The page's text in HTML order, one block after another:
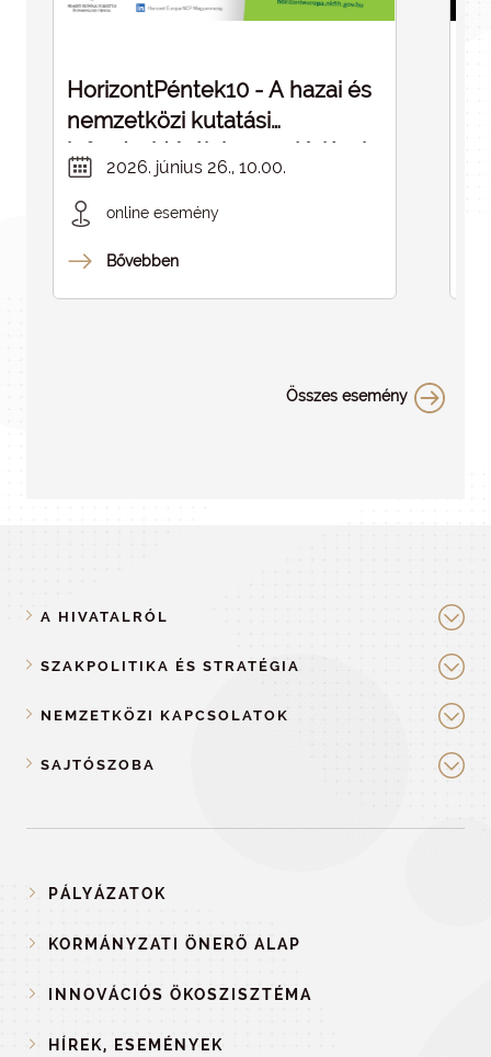
HorizontPéntek10 - A hazai és
nemzetközi kutatási
infrastruktúrák kapcsolódásai -
ELMARAD
2026. június 26., 10.00.
online esemény
Bővebben
Összes esemény
A HIVATALRÓL
SZAKPOLITIKA ÉS STRATÉGIA
NEMZETKÖZI KAPCSOLATOK
SAJTÓSZOBA
PÁLYÁZATOK
KORMÁNYZATI ÖNERŐ ALAP
INNOVÁCIÓS ÖKOSZISZTÉMA
HÍREK, ESEMÉNYEK